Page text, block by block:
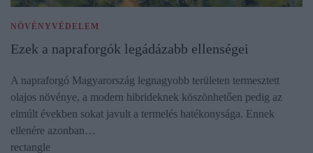
NÖVÉNYVÉDELEM
Ezek a napraforgók legádázabb ellenségei
A napraforgó Magyarország legnagyobb területen termesztett
olajos növénye, a modern hibrideknek köszönhetően pedig az
elmúlt években sokat javult a termelés hatékonysága. Ennek
ellenére azonban…
rectangle